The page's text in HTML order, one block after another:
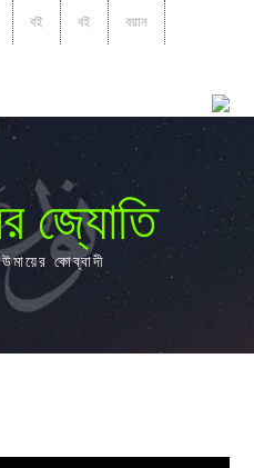
বই বই বয়ান
জ্যোতি
কোব্বাদী